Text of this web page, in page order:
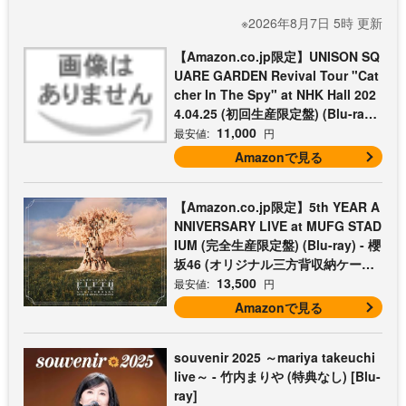
※2026年8月7日 5時 更新
【Amazon.co.jp限定】UNISON SQ
UARE GARDEN Revival Tour "Cat
cher In The Spy" at NHK Hall 202
4.04.25 (初回生産限定盤) (Blu-ray)
- UNISON SQUARE GARDEN (コッ
トン巾着付)
最安値: 11,000 円
Amazonで見る
【Amazon.co.jp限定】5th YEAR A
NNIVERSARY LIVE at MUFG STAD
IUM (完全生産限定盤) (Blu-ray) - 櫻
坂46 (オリジナル三方背収納ケース
付)
最安値: 13,500 円
Amazonで見る
souvenir 2025 ～mariya takeuchi
live～ - 竹内まりや (特典なし) [Blu-
ray]